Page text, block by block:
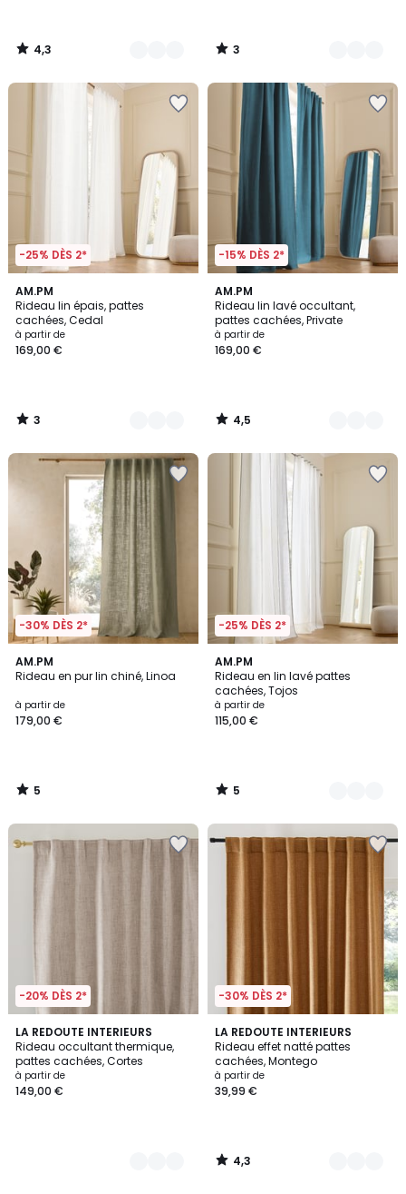
4,3
/
3
/
-25% DÈS 2*
AM.PM
Rideau lin épais, pattes
cachées, Cedal
à partir de
169,00 €
3
/
5
4
Couleurs
3
/
-15% DÈS 2*
AM.PM
Rideau lin lavé occultant,
pattes cachées, Private
à partir de
169,00 €
4,5
/ 5
5
Couleurs
4,5
/
-30% DÈS 2*
AM.PM
Rideau en pur lin chiné, Linoa
à partir de
179,00 €
5
/
5
/
-25% DÈS 2*
AM.PM
Rideau en lin lavé pattes
cachées, Tojos
à partir de
115,00 €
5
/
5
4
Couleurs
5
/
-20% DÈS 2*
LA REDOUTE INTERIEURS
Rideau occultant thermique,
pattes cachées, Cortes
à partir de
149,00 €
2
Couleurs
-30% DÈS 2*
LA REDOUTE INTERIEURS
Rideau effet natté pattes
cachées, Montego
à partir de
39,99 €
4,3
/ 5
4
Couleurs
4,3
/